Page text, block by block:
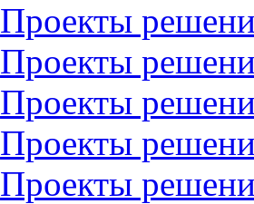
Проекты
Проекты
Проекты
Проекты
Проекты